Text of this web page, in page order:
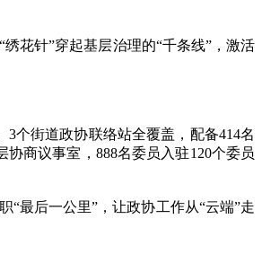
花针”穿起基层治理的“千条线”，激活
个街道政协联络站全覆盖，配备414名
商议事室，888名委员入驻120个委员
最后一公里”，让政协工作从“云端”走